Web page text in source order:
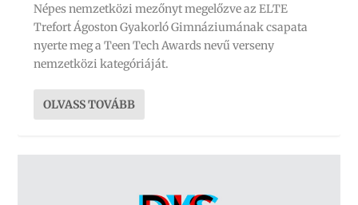
Népes nemzetközi mezőnyt megelőzve az ELTE
Trefort Ágoston Gyakorló Gimnáziumának csapata
nyerte meg a Teen Tech Awards nevű verseny
nemzetközi kategóriáját.
OLVASS TOVÁBB